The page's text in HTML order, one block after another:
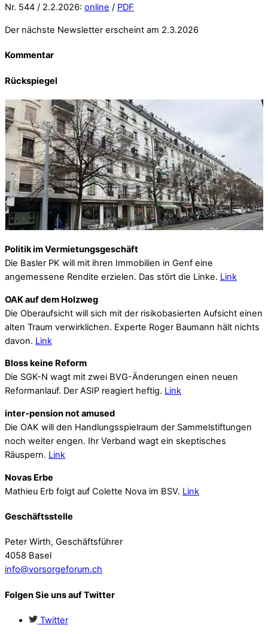
Nr. 544 / 2.2.2026: online / PDF
Der nächste Newsletter erscheint am 2.3.2026
Kommentar
Rückspiegel
Politik im Vermietungsgeschäft
Die Basler PK will mit ihren Immobilien in Genf eine
angemessene Rendite erzielen. Das stört die Linke. Link
OAK auf dem Holzweg
Die Oberaufsicht will sich mit der risikobasierten Aufsicht einen
alten Traum verwirklichen. Experte Roger Baumann hält nichts
davon. Link
Bloss keine Reform
Die SGK-N wagt mit zwei BVG-Änderungen einen neuen
Reformanlauf. Der ASIP reagiert heftig. Link
inter-pension not amused
Die OAK will den Handlungsspielraum der Sammelstiftungen
noch weiter engen. Ihr Verband wagt ein skeptisches
Räuspern. Link
Novas Erbe
Mathieu Erb folgt auf Colette Nova im BSV. Link
Geschäftsstelle
Peter Wirth, Geschäftsführer
4058 Basel
info@vorsorgeforum.ch
Folgen Sie uns auf Twitter
Twitter